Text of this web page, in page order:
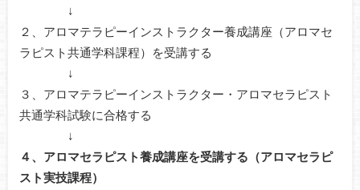
↓
２、アロマテラピーインストラクター養成講座（アロマセ
ラピスト共通学科課程）を受講する
↓
３、アロマテラピーインストラクター・アロマセラピスト
共通学科試験に合格する
↓
４、アロマセラピスト養成講座を受講する（アロマセラピ
スト実技課程）